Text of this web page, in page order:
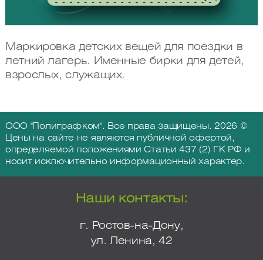
Маркировка детских вещей для поездки в
летний лагерь. Именные бирки для детей,
взрослых, служащих.
ООО "Полиграфком". Все права защищены. 2026 ©
Цены на сайте не являются публичной офертой,
определяемой положениями Статьи 437 (2) ГК РФ и
носит исключительно информационный характер.
Наши контакты:
г. Ростов-на-Дону,
ул. Ленина, 42